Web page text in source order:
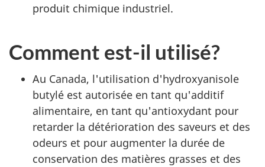
produit chimique industriel.
Comment est-il utilisé?
Au Canada, l'utilisation d'hydroxyanisole
butylé est autorisée en tant qu'additif
alimentaire, en tant qu'antioxydant pour
retarder la détérioration des saveurs et des
odeurs et pour augmenter la durée de
conservation des matières grasses et des